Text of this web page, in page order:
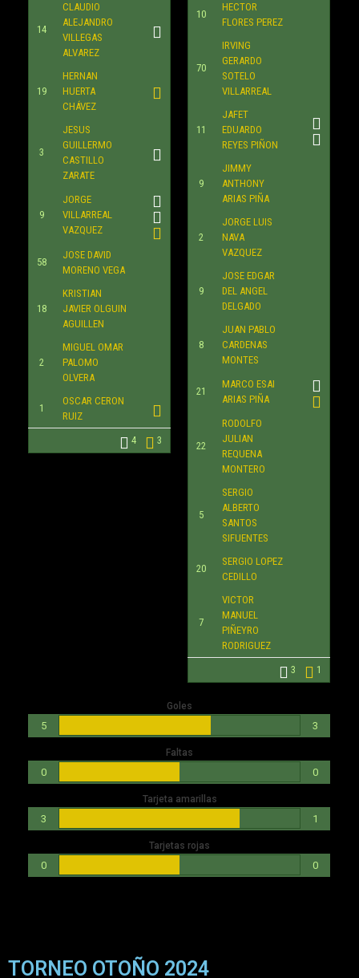
14
CLAUDIO
ALEJANDRO
VILLEGAS
ALVAREZ
19
HERNAN
HUERTA
CHÁVEZ
3
JESUS
GUILLERMO
CASTILLO
ZARATE
9
JORGE
VILLARREAL
VAZQUEZ
58
JOSE DAVID
MORENO VEGA
18
KRISTIAN
JAVIER OLGUIN
AGUILLEN
2
MIGUEL OMAR
PALOMO
OLVERA
1
OSCAR CERON
RUIZ
4
3
10
HECTOR
FLORES PEREZ
70
IRVING
GERARDO
SOTELO
VILLARREAL
11
JAFET
EDUARDO
REYES PIÑON
9
JIMMY
ANTHONY
ARIAS PIÑA
2
JORGE LUIS
NAVA
VAZQUEZ
9
JOSE EDGAR
DEL ANGEL
DELGADO
8
JUAN PABLO
CARDENAS
MONTES
21
MARCO ESAI
ARIAS PIÑA
22
RODOLFO
JULIAN
REQUENA
MONTERO
5
SERGIO
ALBERTO
SANTOS
SIFUENTES
20
SERGIO LOPEZ
CEDILLO
7
VICTOR
MANUEL
PIÑEYRO
RODRIGUEZ
3
1
Goles
5 3
Faltas
0 0
Tarjeta amarillas
3 1
Tarjetas rojas
0 0
TORNEO OTOÑO 2024